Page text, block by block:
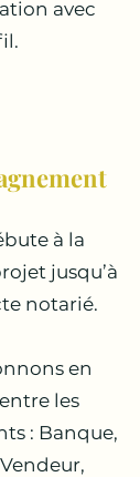
avec
à la
jusqu’à
notarié.
en
les
: Banque,